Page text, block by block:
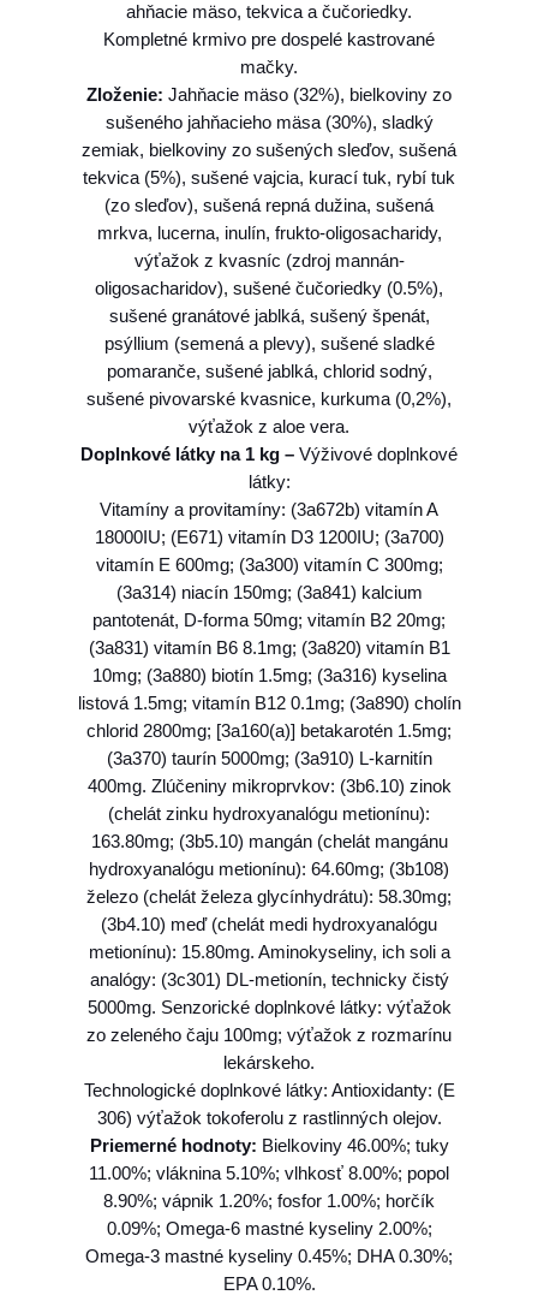
r
m
n
a
N
&
D
c
a
t
P
U
M
P
I
(
G
F
)
a
d
u
l
t
,
n
e
u
t
e
r
e
d
,
l
m
b
&
b
l
u
e
ahňacie mäso, tekvica a čučoriedky.
Kompletné krmivo pre dospelé kastrované
mačky.
Zloženie: Jahňacie mäso (32%), bielkoviny zo
sušeného jahňacieho mäsa (30%), sladký
zemiak, bielkoviny zo sušených sleďov, sušená
tekvica (5%), sušené vajcia, kurací tuk, rybí tuk
(zo sleďov), sušená repná dužina, sušená
mrkva, lucerna, inulín, frukto-oligosacharidy,
výťažok z kvasníc (zdroj mannán-
oligosacharidov), sušené čučoriedky (0.5%),
sušené granátové jablká, sušený špenát,
psýllium (semená a plevy), sušené sladké
pomaranče, sušené jablká, chlorid sodný,
sušené pivovarské kvasnice, kurkuma (0,2%),
výťažok z aloe vera.
Doplnkové látky na 1 kg – Výživové doplnkové
látky:
Vitamíny a provitamíny: (3a672b) vitamín A
18000IU; (E671) vitamín D3 1200IU; (3a700)
vitamín E 600mg; (3a300) vitamín C 300mg;
(3a314) niacín 150mg; (3a841) kalcium
pantotenát, D-forma 50mg; vitamín B2 20mg;
(3a831) vitamín B6 8.1mg; (3a820) vitamín B1
10mg; (3a880) biotín 1.5mg; (3a316) kyselina
listová 1.5mg; vitamín B12 0.1mg; (3a890) cholín
chlorid 2800mg; [3a160(a)] betakarotén 1.5mg;
(3a370) taurín 5000mg; (3a910) L-karnitín
400mg. Zlúčeniny mikroprvkov: (3b6.10) zinok
(chelát zinku hydroxyanalógu metionínu):
163.80mg; (3b5.10) mangán (chelát mangánu
hydroxyanalógu metionínu): 64.60mg; (3b108)
železo (chelát železa glycínhydrátu): 58.30mg;
(3b4.10) meď (chelát medi hydroxyanalógu
metionínu): 15.80mg. Aminokyseliny, ich soli a
analógy: (3c301) DL-metionín, technicky čistý
5000mg. Senzorické doplnkové látky: výťažok
zo zeleného čaju 100mg; výťažok z rozmarínu
lekárskeho.
Technologické doplnkové látky: Antioxidanty: (E
306) výťažok tokoferolu z rastlinných olejov.
Priemerné hodnoty: Bielkoviny 46.00%; tuky
11.00%; vláknina 5.10%; vlhkosť 8.00%; popol
8.90%; vápnik 1.20%; fosfor 1.00%; horčík
0.09%; Omega-6 mastné kyseliny 2.00%;
Omega-3 mastné kyseliny 0.45%; DHA 0.30%;
EPA 0.10%.